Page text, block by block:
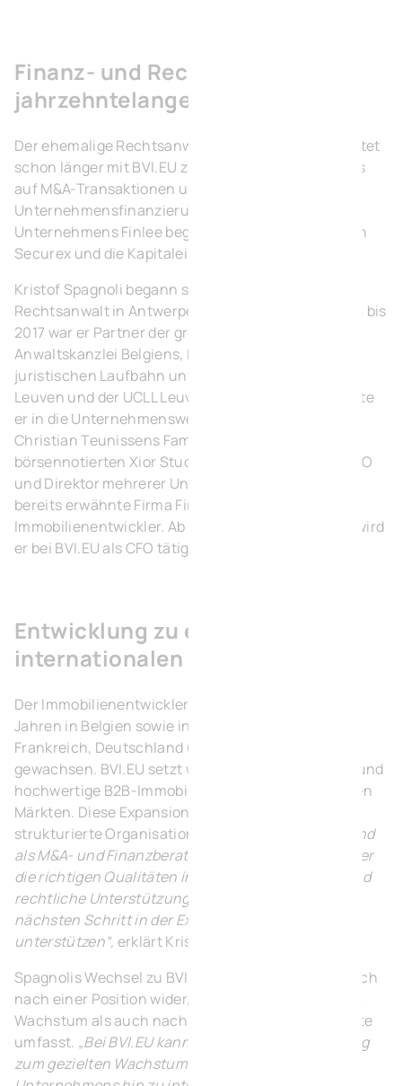
Finanz- und Rechtsexperte mit
jahrzehntelanger Erfahrung
Der ehemalige Rechtsanwalt Kristof Spagnoli arbeitet
schon länger mit BVI.EU zusammen. Als Partner des
auf M&A-Transaktionen und
Unternehmensfinanzierung spezialisierten
Unternehmens Finlee begleitete er den Einstieg von
Securex und die Kapitaleinlage in die BVI.EU.
Kristof Spagnoli begann seine Karriere als
Rechtsanwalt in Antwerpen im Jahr 1994. Von 2006 bis
2017 war er Partner der größten unabhängigen
Anwaltskanzlei Belgiens, Eubelius. Neben seiner
juristischen Laufbahn unterrichtete er an der KU
Leuven und der UCLL Leuven. Im Jahr 2017 wechselte
er in die Unternehmenswelt, zunächst als CEO von
Christian Teunissens Family Office, der
börsennotierten Xior Student Housing, dann als CEO
und Direktor mehrerer Unternehmen, darunter die
bereits erwähnte Firma Finlee und ein Hotel-
Immobilienentwickler. Ab 15. Januar dieses Jahres wird
er bei BVI.EU als CFO tätig sein.
Entwicklung zu einem
internationalen Unternehmen
Der Immobilienentwickler BVI.EU ist in den letzten
Jahren in Belgien sowie in den Niederlanden,
Frankreich, Deutschland und Luxemburg stark
gewachsen. BVI.EU setzt weiterhin auf Innovation und
hochwertige B2B-Immobilien und strebt nach neuen
Märkten. Diese Expansion erfordert eine gut
strukturierte Organisation. „
Mit meinem Hintergrund
als M&A- und Finanzberater glaube ich, dass ich über
die richtigen Qualitäten in Bezug auf finanzielle und
rechtliche Unterstützung verfüge, um diesen
nächsten Schritt in der Expansion von BVI.EU zu
unterstützen“, erklärt Kristof Spagnoli.
Spagnolis Wechsel zu BVI.EU spiegelt seinen Wunsch
nach einer Position wider, die sowohl strategisches
Wachstum als auch nachhaltige und familiäre Werte
umfasst. „Bei BVI.EU kann ich einen direkten Beitrag
zum gezielten Wachstum und zur Entwicklung des